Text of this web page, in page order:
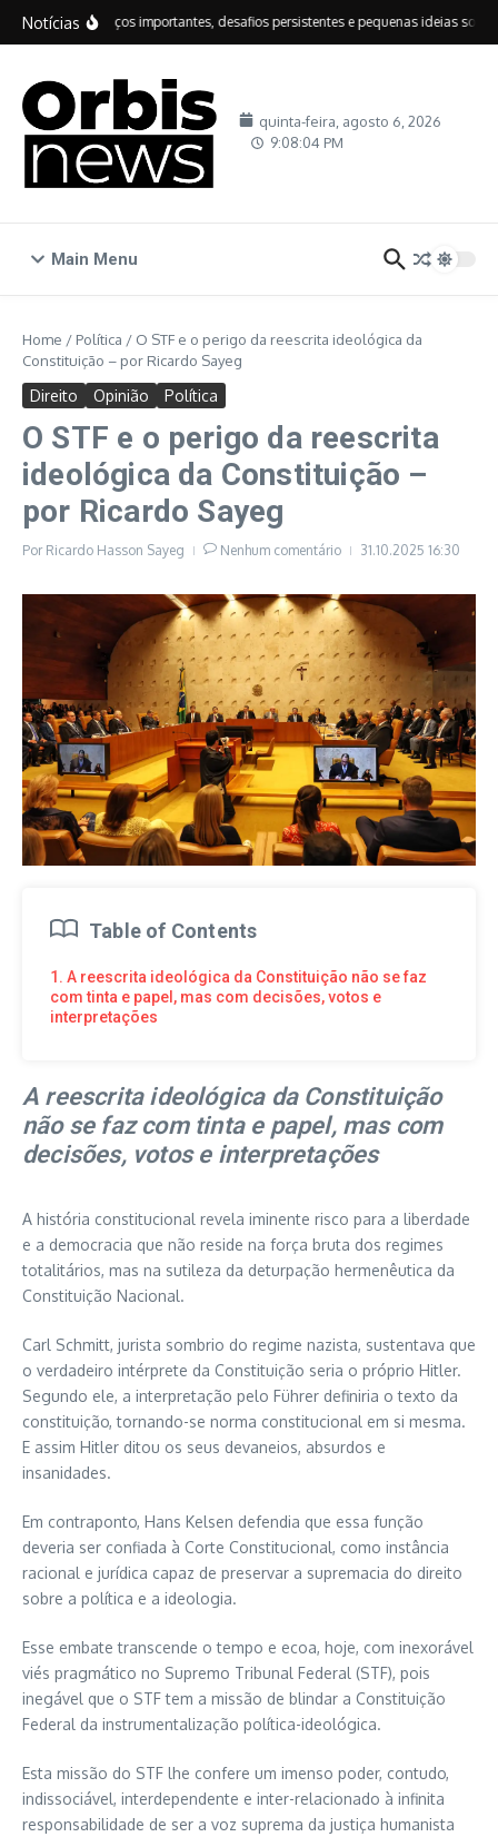
Ir para o conteúdo
Notícias
IDEB: avanços importantes, desafios persistentes e pequenas ideias sobre
quinta-feira, agosto 6, 2026
9:08:05 PM
Main Menu
Home / Política / O STF e o perigo da reescrita ideológica da
Constituição – por Ricardo Sayeg
Direito Opinião Política
O STF e o perigo da reescrita
ideológica da Constituição –
por Ricardo Sayeg
Por Ricardo Hasson Sayeg Nenhum comentário 31.10.2025 16:30
Table of Contents
1. A reescrita ideológica da Constituição não se faz
com tinta e papel, mas com decisões, votos e
interpretações
A reescrita ideológica da Constituição
não se faz com tinta e papel, mas com
decisões, votos e interpretações
A história constitucional revela iminente risco para a liberdade
e a democracia que não reside na força bruta dos regimes
totalitários, mas na sutileza da deturpação hermenêutica da
Constituição Nacional.
Carl Schmitt, jurista sombrio do regime nazista, sustentava que
o verdadeiro intérprete da Constituição seria o próprio Hitler.
Segundo ele, a interpretação pelo Führer definiria o texto da
constituição, tornando-se norma constitucional em si mesma.
E assim Hitler ditou os seus devaneios, absurdos e
insanidades.
Em contraponto, Hans Kelsen defendia que essa função
deveria ser confiada à Corte Constitucional, como instância
racional e jurídica capaz de preservar a supremacia do direito
sobre a política e a ideologia.
Esse embate transcende o tempo e ecoa, hoje, com inexorável
viés pragmático no Supremo Tribunal Federal (STF), pois
inegável que o STF tem a missão de blindar a Constituição
Federal da instrumentalização política-ideológica.
Esta missão do STF lhe confere um imenso poder, contudo,
indissociável, interdependente e inter-relacionado à infinita
responsabilidade de ser a voz suprema da justiça humanista